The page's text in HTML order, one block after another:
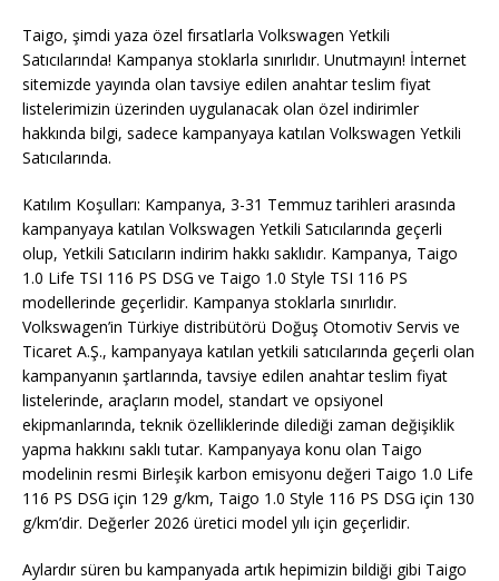
Taigo, şimdi yaza özel fırsatlarla Volkswagen Yetkili
Satıcılarında! Kampanya stoklarla sınırlıdır. Unutmayın! İnternet
sitemizde yayında olan tavsiye edilen anahtar teslim fiyat
listelerimizin üzerinden uygulanacak olan özel indirimler
hakkında bilgi, sadece kampanyaya katılan Volkswagen Yetkili
Satıcılarında.
Katılım Koşulları: Kampanya, 3-31 Temmuz tarihleri arasında
kampanyaya katılan Volkswagen Yetkili Satıcılarında geçerli
olup, Yetkili Satıcıların indirim hakkı saklıdır. Kampanya, Taigo
1.0 Life TSI 116 PS DSG ve Taigo 1.0 Style TSI 116 PS
modellerinde geçerlidir. Kampanya stoklarla sınırlıdır.
Volkswagen’in Türkiye distribütörü Doğuş Otomotiv Servis ve
Ticaret A.Ş., kampanyaya katılan yetkili satıcılarında geçerli olan
kampanyanın şartlarında, tavsiye edilen anahtar teslim fiyat
listelerinde, araçların model, standart ve opsiyonel
ekipmanlarında, teknik özelliklerinde dilediği zaman değişiklik
yapma hakkını saklı tutar. Kampanyaya konu olan Taigo
modelinin resmi Birleşik karbon emisyonu değeri Taigo 1.0 Life
116 PS DSG için 129 g/km, Taigo 1.0 Style 116 PS DSG için 130
g/km’dir. Değerler 2026 üretici model yılı için geçerlidir.
Aylardır süren bu kampanyada artık hepimizin bildiği gibi Taigo